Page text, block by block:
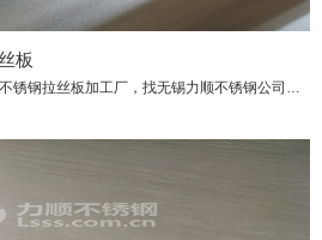
板
无锡不锈钢板拉丝板厂家，无锡不锈钢拉丝板加工厂，找无锡力顺不锈钢公司。304不锈